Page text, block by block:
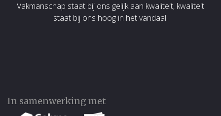
Vakmanschap staat bij ons gelijk aan kwaliteit, kwaliteit
staat bij ons hoog in het vandaal.
In samenwerking met